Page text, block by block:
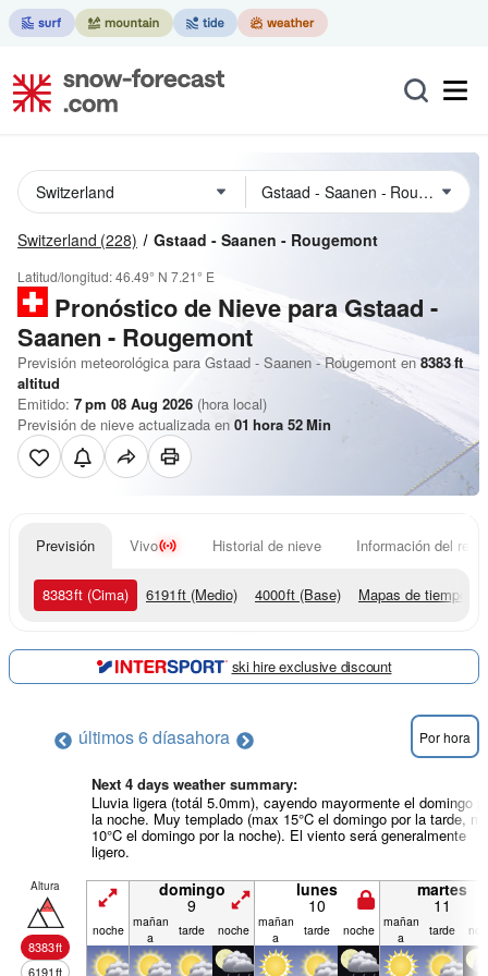
Switzerland (228) Gstaad - Saanen - Rougemont
Latitud/longitud:46.49° N 7.21° E
Pronóstico de Nieve para Gstaad -
Saanen - Rougemont
Previsión meteorológica para Gstaad - Saanen - Rougemont en 8383ft
altitud
Emitido: 7 pm 08 Aug 2026 (hora local)
Previsión de nieve actualizada en 01 hora 52Min
Previsión Vivo Historial de nieve Información del
8383ft (Cima) 6191ft (Medio) 4000ft (Base) Mapas de tiempo
ski hire exclusive discount
últimos 6 díasahora Por hora
Next 4 days weather summary:
Lluvia ligera (totál 5.0mm), cayendo mayormente el domingo
la noche. Muy templado (max 15°C el domingo por la tarde,
10°C el domingo por la noche). El viento será generalmente
ligero.
Altura
8383ft
6191ft
domingo
9
lunes
10
martes
11
noche mañan
a
tarde noche mañan
a
tarde noche mañan
a
tarde